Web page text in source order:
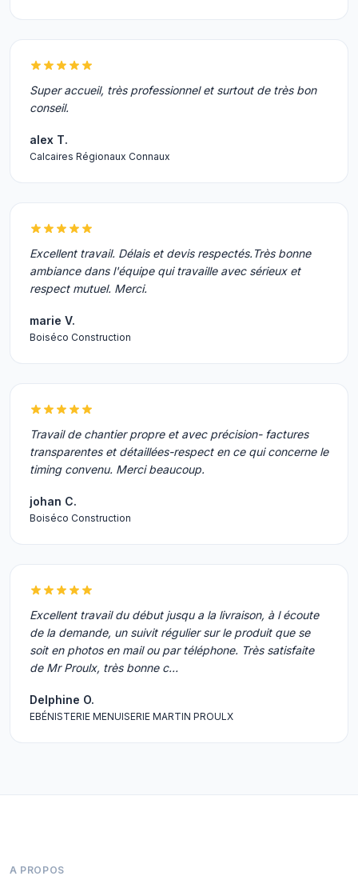
Super accueil, très professionnel et surtout de très bon
conseil.
alex T.
Calcaires Régionaux Connaux
Excellent travail. Délais et devis respectés.Très bonne
ambiance dans l'équipe qui travaille avec sérieux et
respect mutuel. Merci.
marie V.
Boiséco Construction
Travail de chantier propre et avec précision- factures
transparentes et détaillées-respect en ce qui concerne le
timing convenu. Merci beaucoup.
johan C.
Boiséco Construction
Excellent travail du début jusqu a la livraison, à l écoute
de la demande, un suivit régulier sur le produit que se
soit en photos en mail ou par téléphone. Très satisfaite
de Mr Proulx, très bonne c…
Delphine O.
EBÉNISTERIE MENUISERIE MARTIN PROULX
A PROPOS